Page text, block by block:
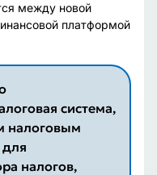
между новой
платформой
система,
налоговым
для
налогов,